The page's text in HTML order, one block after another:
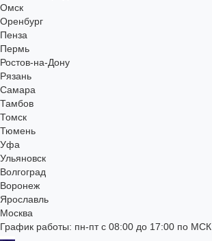
Омск
Оренбург
Пенза
Пермь
Ростов-на-Дону
Рязань
Самара
Тамбов
Томск
Тюмень
Уфа
Ульяновск
Волгоград
Воронеж
Ярославль
Москва
График работы: пн-пт с 08:00 до 17:00 по МСК